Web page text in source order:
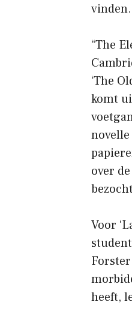
vinden.
“The
‘The
komt
novelle
over
Voor
heeft,